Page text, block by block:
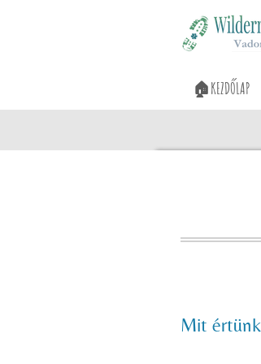
🏠KEZDŐLAP
Mit értünk